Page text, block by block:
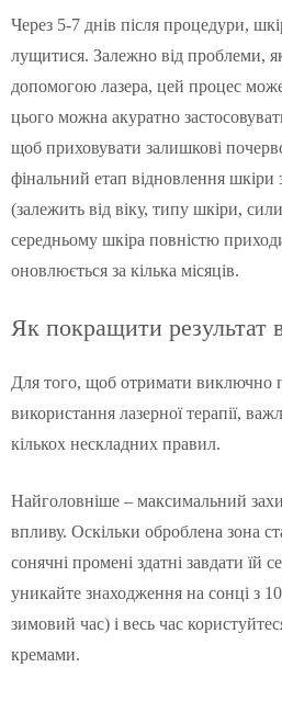
Через 5-7 днів після процедури,
лущитися. Залежно від проблеми,
допомогою лазера, цей процес
цього можна акуратно
щоб приховувати залишкові
фінальний етап відновлення шкіри
(залежить від віку, типу шкіри,
середньому шкіра повністю
оновлюється за кілька місяців.
Як покращити результат
Для того, щоб отримати виключно
використання лазерної терапії,
кількох нескладних правил.
Найголовніше – максимальний
впливу. Оскільки оброблена зона
сонячні промені здатні завдати їй
уникайте знаходження на сонці з
зимовий час) і весь час
кремами.